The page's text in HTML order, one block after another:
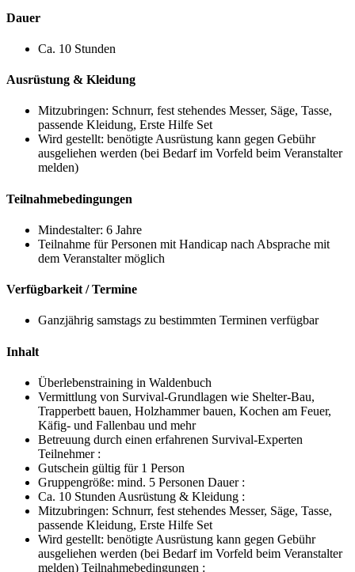
Dauer
Ca. 10 Stunden
Ausrüstung & Kleidung
Mitzubringen: Schnurr, fest stehendes Messer, Säge, Tasse,
passende Kleidung, Erste Hilfe Set
Wird gestellt: benötigte Ausrüstung kann gegen Gebühr
ausgeliehen werden (bei Bedarf im Vorfeld beim Veranstalter
melden)
Teilnahmebedingungen
Mindestalter: 6 Jahre
Teilnahme für Personen mit Handicap nach Absprache mit
dem Veranstalter möglich
Verfügbarkeit / Termine
Ganzjährig samstags zu bestimmten Terminen verfügbar
Inhalt
Überlebenstraining in Waldenbuch
Vermittlung von Survival-Grundlagen wie Shelter-Bau,
Trapperbett bauen, Holzhammer bauen, Kochen am Feuer,
Käfig- und Fallenbau und mehr
Betreuung durch einen erfahrenen Survival-Experten
Teilnehmer :
Gutschein gültig für 1 Person
Gruppengröße: mind. 5 Personen Dauer :
Ca. 10 Stunden Ausrüstung & Kleidung :
Mitzubringen: Schnurr, fest stehendes Messer, Säge, Tasse,
passende Kleidung, Erste Hilfe Set
Wird gestellt: benötigte Ausrüstung kann gegen Gebühr
ausgeliehen werden (bei Bedarf im Vorfeld beim Veranstalter
melden) Teilnahmebedingungen :